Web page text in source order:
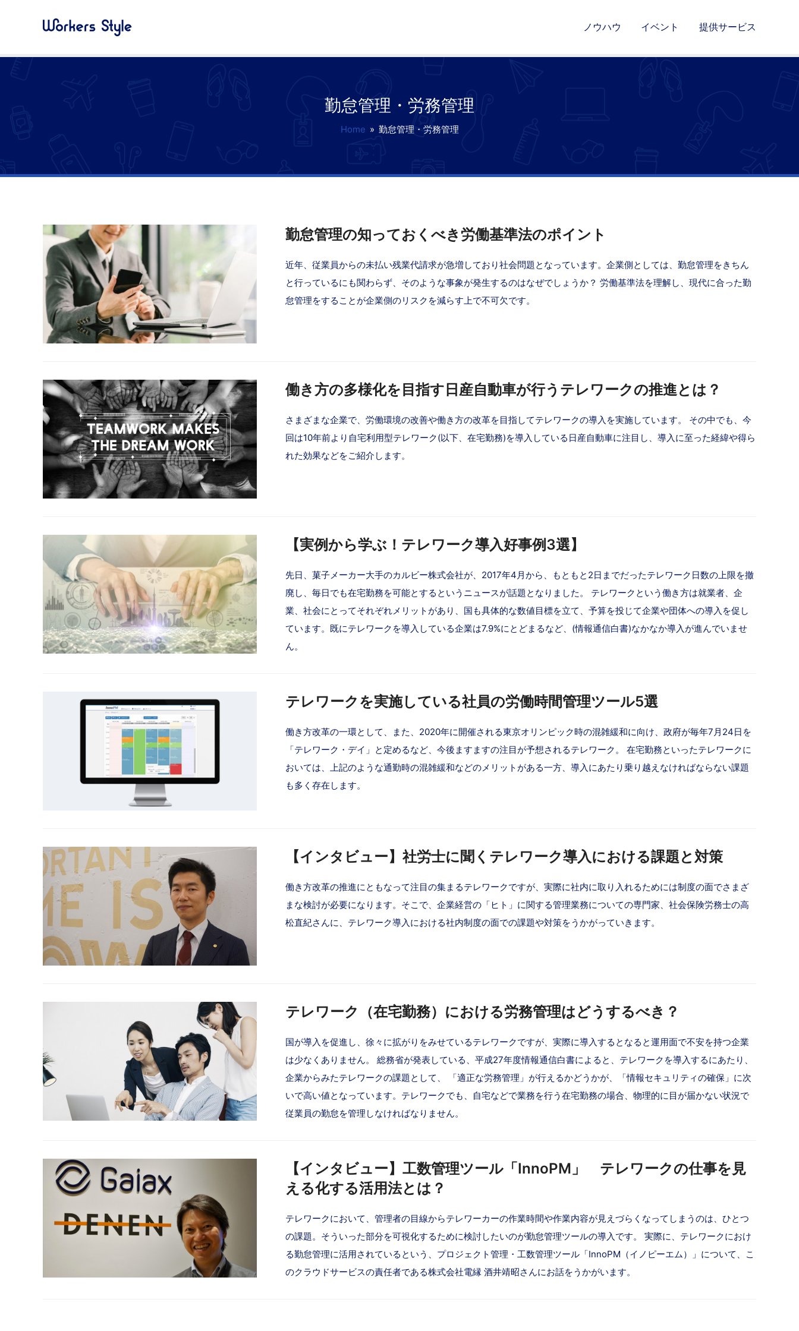
ノウハウ イベント 提供サービス
勤怠管理・労務管理
Home » 勤怠管理・労務管理
勤怠管理の知っておくべき労働基準法のポイント
近年、従業員からの未払い残業代請求が急増しており社会問題となっています。企業側としては、勤怠管理をきちん
と行っているにも関わらず、そのような事象が発生するのはなぜでしょうか？ 労働基準法を理解し、現代に合った勤
怠管理をすることが企業側のリスクを減らす上で不可欠です。
働き方の多様化を目指す日産自動車が行うテレワークの推進とは？
さまざまな企業で、労働環境の改善や働き方の改革を目指してテレワークの導入を実施しています。 その中でも、今
回は10年前より自宅利用型テレワーク(以下、在宅勤務)を導入している日産自動車に注目し、導入に至った経緯や得ら
れた効果などをご紹介します。
【実例から学ぶ！テレワーク導入好事例3選】
先日、菓子メーカー大手のカルビー株式会社が、2017年4月から、もともと2日までだったテレワーク日数の上限を撤
廃し、毎日でも在宅勤務を可能とするというニュースが話題となりました。 テレワークという働き方は就業者、企
業、社会にとってそれぞれメリットがあり、国も具体的な数値目標を立て、予算を投じて企業や団体への導入を促し
ています。既にテレワークを導入している企業は7.9%にとどまるなど、(情報通信白書)なかなか導入が進んでいませ
ん。
テレワークを実施している社員の労働時間管理ツール5選
働き方改革の一環として、また、2020年に開催される東京オリンピック時の混雑緩和に向け、政府が毎年7月24日を
「テレワーク・デイ」と定めるなど、今後ますますの注目が予想されるテレワーク。 在宅勤務といったテレワークに
おいては、上記のような通勤時の混雑緩和などのメリットがある一方、導入にあたり乗り越えなければならない課題
も多く存在します。
【インタビュー】社労士に聞くテレワーク導入における課題と対策
働き方改革の推進にともなって注目の集まるテレワークですが、実際に社内に取り入れるためには制度の面でさまざ
まな検討が必要になります。そこで、企業経営の「ヒト」に関する管理業務についての専門家、社会保険労務士の高
松直紀さんに、テレワーク導入における社内制度の面での課題や対策をうかがっていきます。
テレワーク（在宅勤務）における労務管理はどうするべき？
国が導入を促進し、徐々に拡がりをみせているテレワークですが、実際に導入するとなると運用面で不安を持つ企業
は少なくありません。 総務省が発表している、平成27年度情報通信白書によると、テレワークを導入するにあたり、
企業からみたテレワークの課題として、 「適正な労務管理」が行えるかどうかが、「情報セキュリティの確保」に次
いで高い値となっています。テレワークでも、自宅などで業務を行う在宅勤務の場合、物理的に目が届かない状況で
従業員の勤怠を管理しなければなりません。
【インタビュー】工数管理ツール「InnoPM」 テレワークの仕事を見
える化する活用法とは？
テレワークにおいて、管理者の目線からテレワーカーの作業時間や作業内容が見えづらくなってしまうのは、ひとつ
の課題。そういった部分を可視化するために検討したいのが勤怠管理ツールの導入です。 実際に、テレワークにおけ
る勤怠管理に活用されているという、プロジェクト管理・工数管理ツール「InnoPM（イノピーエム）」について、こ
のクラウドサービスの責任者である株式会社電縁 酒井靖昭さんにお話をうかがいます。